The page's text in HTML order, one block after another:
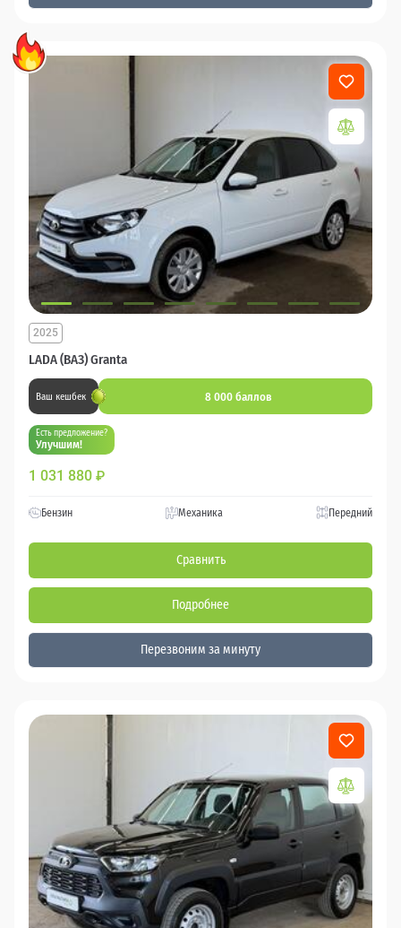
LADA (ВАЗ) Granta
2025
Ваш кешбек 8 000 баллов
Есть предложение?
Улучшим!
1 031 880 ₽
Бензин Механика Передний
Сравнить
Подробнее
Перезвоним за минуту